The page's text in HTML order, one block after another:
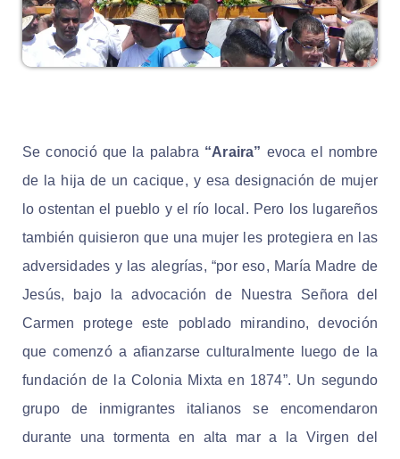
Se conoció que la palabra “Araira” evoca el nombre
de la hija de un cacique, y esa designación de mujer
lo ostentan el pueblo y el río local. Pero los lugareños
también quisieron que una mujer les protegiera en las
adversidades y las alegrías, “por eso, María Madre de
Jesús, bajo la advocación de Nuestra Señora del
Carmen protege este poblado mirandino, devoción
que comenzó a afianzarse culturalmente luego de la
fundación de la Colonia Mixta en 1874”. Un segundo
grupo de inmigrantes italianos se encomendaron
durante una tormenta en alta mar a la Virgen del